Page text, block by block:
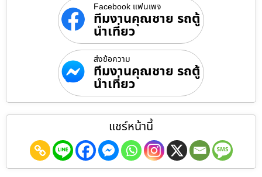
Facebook แฟนเพจ
ทีมงานคุณชาย รถตู้
นำเที่ยว
ส่งข้อความ
ทีมงานคุณชาย รถตู้
นำเที่ยว
แชร์หน้านี้